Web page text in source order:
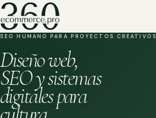
SEO HUMANO PARA PROYECTOS CREATIVOS
Diseño web,
SEO y sistemas
digitales para